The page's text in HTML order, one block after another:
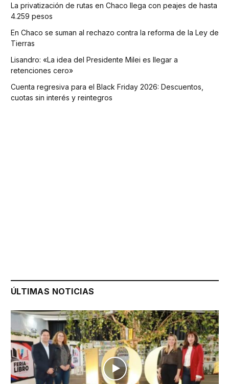
La privatización de rutas en Chaco llega con peajes de hasta
4.259 pesos
En Chaco se suman al rechazo contra la reforma de la Ley de
Tierras
Lisandro: «La idea del Presidente Milei es llegar a
retenciones cero»
Cuenta regresiva para el Black Friday 2026: Descuentos,
cuotas sin interés y reintegros
ÚLTIMAS NOTICIAS